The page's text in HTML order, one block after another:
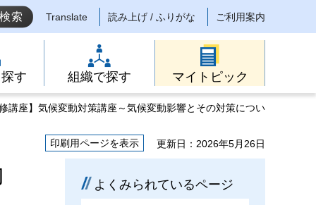
Translate 読み上げ / ふりがな ご利用案内
す 組織で探す マイトピック
講座】気候変動対策講座～気候変動影響とその対策につい
印刷用ページを表示 更新日：2026年5月26日
よくみられているページ